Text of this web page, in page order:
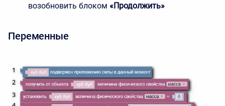
возобновить блоком «Продолжить»
Переменные